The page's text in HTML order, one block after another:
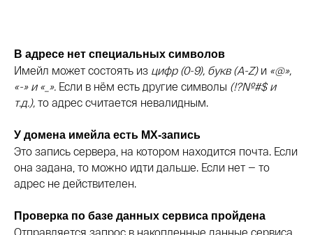
В адресе нет специальных символов
Имейл может состоять из цифр (0-9), букв (A-Z)и «@»,
«-» и «_». Если в нём есть другие символы (!?№#$ и
т.д.), то адрес считается невалидным.
У домена имейла есть MX-запись
Это запись сервера, на котором находится почта. Если
она задана, то можно идти дальше. Если нет — то
адрес не действителен.
Проверка по базе данных сервиса пройдена
Отправляется запрос в накопленные данные сервиса